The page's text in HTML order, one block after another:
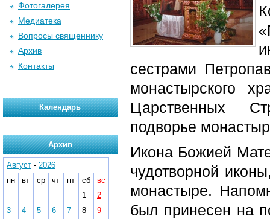
сестрами
монастырского
Царственных
подворье
Икона Божией
чудотворной
монастыре.
был принесен на
Фотогалерея
Медиатека
Вопросы священнику
Архив
Контакты
Календарь
Архив
Август - 2026
пн
вт ср чт пт сб
вс
1
2
3
4 5 6 7 8
9